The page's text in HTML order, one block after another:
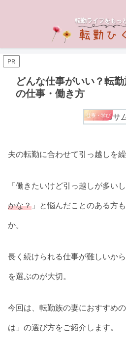
転勤ライフをもっ
PR
どんな仕事がいい？転
の仕事・働き方
仕事・学び
夫の転勤に合わせて引っ越しを
「働きたいけど引っ越しが多い
かな？ 」と悩んだことのある方
か。
長く続けられる仕事が難しいから
を選ぶのが大切。
今回は、転勤族の妻におすすめ
は」の選び方をご紹介します。